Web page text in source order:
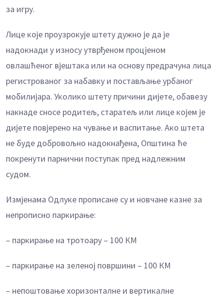
за игру.
Лице које проузрокује штету дужно је да је
надокнади у износу утврђеном процјеном
овлашћеног вјештака или на основу предрачуна лица
регистрованог за набавку и постављање урбаног
мобилијара. Уколико штету причини дијете, обавезу
накнаде сносе родитељ, старатељ или лице којем је
дијете повјерено на чување и васпитање. Ако штета
не буде добровољно надокнађена, Општина ће
покренути парнични поступак пред надлежним
судом.
Измјенама Одлуке прописане су и новчане казне за
непрописно паркирање:
– паркирање на тротоару – 100 КМ
– паркирање на зеленој површини – 100 КМ
– непоштовање хоризонталне и вертикалне